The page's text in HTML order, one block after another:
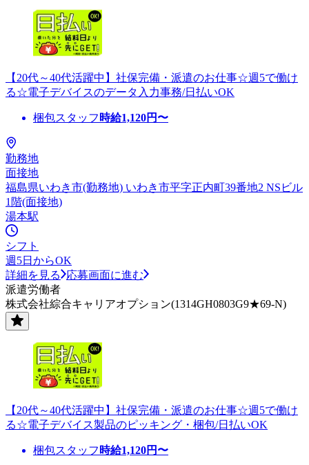
【20代～40代活躍中】社保完備・派遣のお仕事☆週5で働け
る☆電子デバイスのデータ入力事務/日払いOK
梱包スタッフ 時給1,120円〜
勤務地
面接地
福島県いわき市(勤務地) いわき市平字正内町39番地2 NSビル
1階(面接地)
湯本駅
シフト
週5日からOK
詳細を見る
応募画面に進む
派遣労働者
株式会社綜合キャリアオプション(1314GH0803G9★69-N)
【20代～40代活躍中】社保完備・派遣のお仕事☆週5で働け
る☆電子デバイス製品のピッキング・梱包/日払いOK
梱包スタッフ 時給1,120円〜